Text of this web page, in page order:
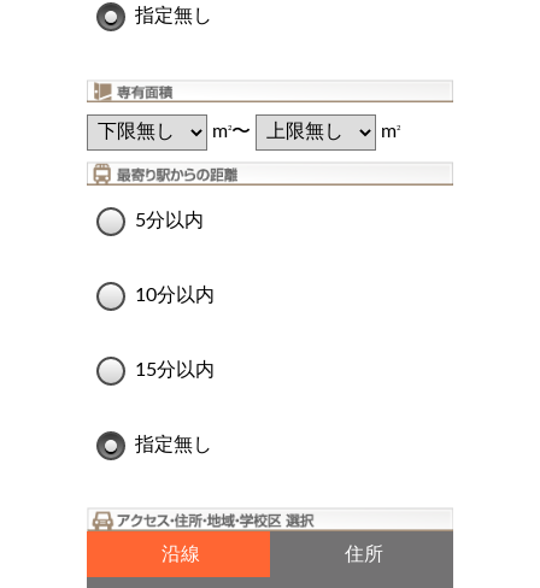
指定無し
m2〜 m2
5分以内
10分以内
15分以内
指定無し
沿線 住所